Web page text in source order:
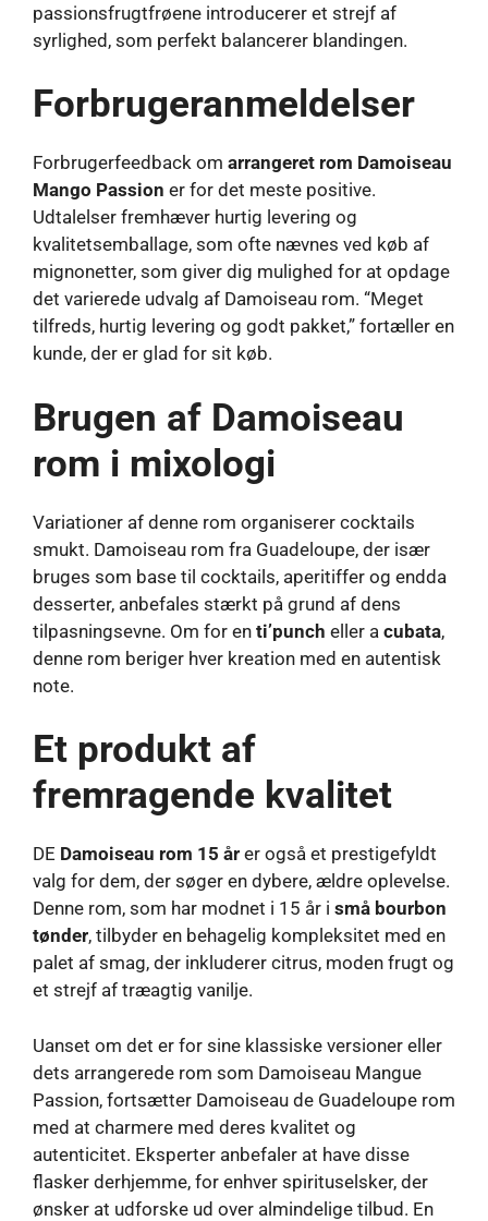
passionsfrugtfrøene introducerer et strejf af
syrlighed, som perfekt balancerer blandingen.
Forbrugeranmeldelser
Forbrugerfeedback om arrangeret rom Damoiseau
Mango Passion er for det meste positive.
Udtalelser fremhæver hurtig levering og
kvalitetsemballage, som ofte nævnes ved køb af
mignonetter, som giver dig mulighed for at opdage
det varierede udvalg af Damoiseau rom. “Meget
tilfreds, hurtig levering og godt pakket,” fortæller en
kunde, der er glad for sit køb.
Brugen af ​​Damoiseau
rom i mixologi
Variationer af denne rom organiserer cocktails
smukt. Damoiseau rom fra Guadeloupe, der især
bruges som base til cocktails, aperitiffer og endda
desserter, anbefales stærkt på grund af dens
tilpasningsevne. Om for en ti’punch eller a cubata,
denne rom beriger hver kreation med en autentisk
note.
Et produkt af
fremragende kvalitet
DE Damoiseau rom 15 år er også et prestigefyldt
valg for dem, der søger en dybere, ældre oplevelse.
Denne rom, som har modnet i 15 år i små bourbon
tønder, tilbyder en behagelig kompleksitet med en
palet af smag, der inkluderer citrus, moden frugt og
et strejf af træagtig vanilje.
Uanset om det er for sine klassiske versioner eller
dets arrangerede rom som Damoiseau Mangue
Passion, fortsætter Damoiseau de Guadeloupe rom
med at charmere med deres kvalitet og
autenticitet. Eksperter anbefaler at have disse
flasker derhjemme, for enhver spirituselsker, der
ønsker at udforske ud over almindelige tilbud. En